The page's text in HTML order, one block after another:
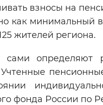
взносы на
как минимальный
жителей региона.
определяют
фонда России по